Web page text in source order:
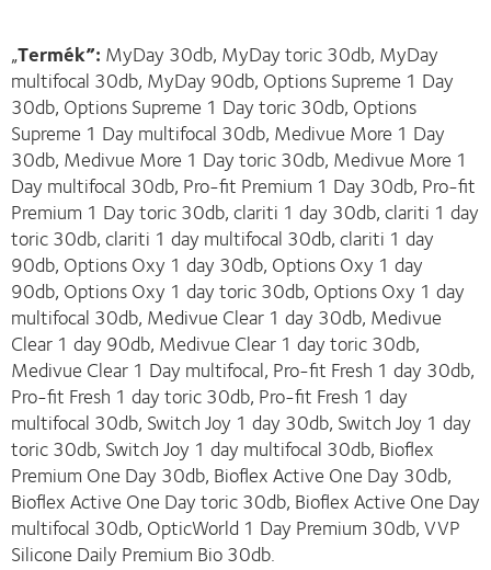
„Termék”: MyDay 30db, MyDay toric 30db, MyDay
multifocal 30db, MyDay 90db, Options Supreme 1 Day
30db, Options Supreme 1 Day toric 30db, Options
Supreme 1 Day multifocal 30db, Medivue More 1 Day
30db, Medivue More 1 Day toric 30db, Medivue More 1
Day multifocal 30db, Pro-fit Premium 1 Day 30db, Pro-fit
Premium 1 Day toric 30db, clariti 1 day 30db, clariti 1 day
toric 30db, clariti 1 day multifocal 30db, clariti 1 day
90db, Options Oxy 1 day 30db, Options Oxy 1 day
90db, Options Oxy 1 day toric 30db, Options Oxy 1 day
multifocal 30db, Medivue Clear 1 day 30db, Medivue
Clear 1 day 90db, Medivue Clear 1 day toric 30db,
Medivue Clear 1 Day multifocal, Pro-fit Fresh 1 day 30db,
Pro-fit Fresh 1 day toric 30db, Pro-fit Fresh 1 day
multifocal 30db, Switch Joy 1 day 30db, Switch Joy 1 day
toric 30db, Switch Joy 1 day multifocal 30db, Bioflex
Premium One Day 30db, Bioflex Active One Day 30db,
Bioflex Active One Day toric 30db, Bioflex Active One Day
multifocal 30db, OpticWorld 1 Day Premium 30db, VVP
Silicone Daily Premium Bio 30db.